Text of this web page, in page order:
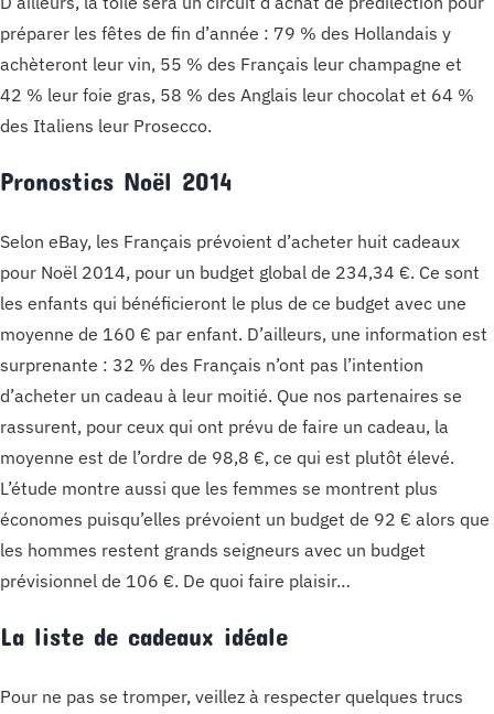
préparer les fêtes de fin d’année : 79 % des Hollandais y
achèteront leur vin, 55 % des Français leur champagne et
42 % leur foie gras, 58 % des Anglais leur chocolat et 64 %
des Italiens leur Prosecco.
Pronostics Noël 2014
Selon eBay, les Français prévoient d’acheter huit cadeaux
pour Noël 2014, pour un budget global de 234,34 €. Ce sont
les enfants qui bénéficieront le plus de ce budget avec une
moyenne de 160 € par enfant. D’ailleurs, une information est
surprenante : 32 % des Français n’ont pas l’intention
d’acheter un cadeau à leur moitié. Que nos partenaires se
rassurent, pour ceux qui ont prévu de faire un cadeau, la
moyenne est de l’ordre de 98,8 €, ce qui est plutôt élevé.
L’étude montre aussi que les femmes se montrent plus
économes puisqu’elles prévoient un budget de 92 € alors que
les hommes restent grands seigneurs avec un budget
prévisionnel de 106 €. De quoi faire plaisir…
La liste de cadeaux idéale
Pour ne pas se tromper, veillez à respecter quelques trucs